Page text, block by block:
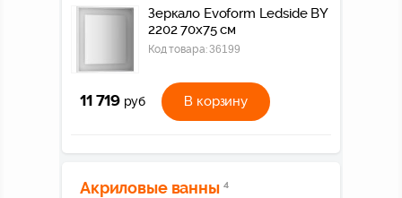
Зеркало Evoform Ledside BY
2202 70x75 см
Код товара:36199
11 719 руб В корзину
Акриловые ванны 4